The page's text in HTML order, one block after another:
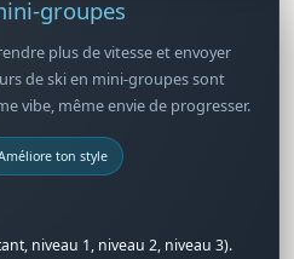
groupes
plus de vitesse et envoyer
de ski en mini-groupes sont
vibe, même envie de progresser.
ton style
niveau 1, niveau 2, niveau 3).